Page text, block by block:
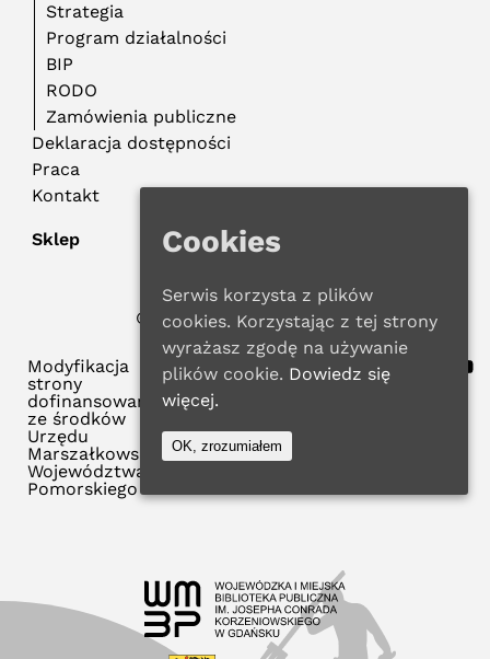
Strategia
Program działalności
BIP
RODO
Zamówienia publiczne
Deklaracja dostępności
Praca
Kontakt
Sklep
© 2022 WMBP w Gdańsku
Polityka Prywatności
Modyfikacja
strony
dofinansowana
ze środków
Urzędu
Marszałkowskiego
Województwa
Pomorskiego
Cookies
Serwis korzysta z plików
cookies. Korzystając z tej strony
wyrażasz zgodę na używanie
plików cookie. Dowiedz się
więcej.
OK, zrozumiałem